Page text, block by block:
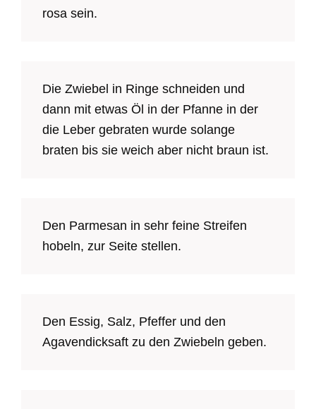
rosa sein.
Die Zwiebel in Ringe schneiden und
dann mit etwas Öl in der Pfanne in der
die Leber gebraten wurde solange
braten bis sie weich aber nicht braun ist.
Den Parmesan in sehr feine Streifen
hobeln, zur Seite stellen.
Den Essig, Salz, Pfeffer und den
Agavendicksaft zu den Zwiebeln geben.